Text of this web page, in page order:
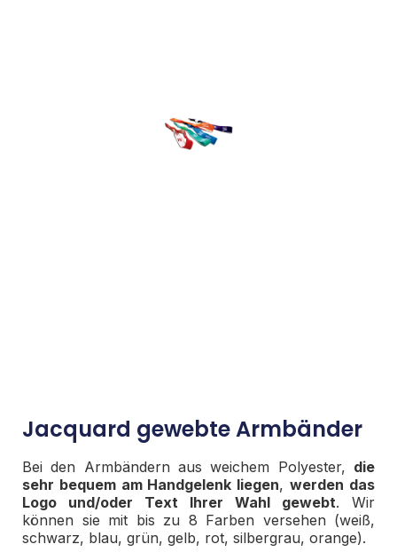
Jacquard gewebte Armbänder
Bei den Armbändern aus weichem Polyester, die
sehr bequem am Handgelenk liegen,werden das
Logo und/oder Text Ihrer Wahl gewebt. Wir
können sie mit bis zu 8 Farben versehen (weiß,
schwarz, blau, grün, gelb, rot, silbergrau, orange).